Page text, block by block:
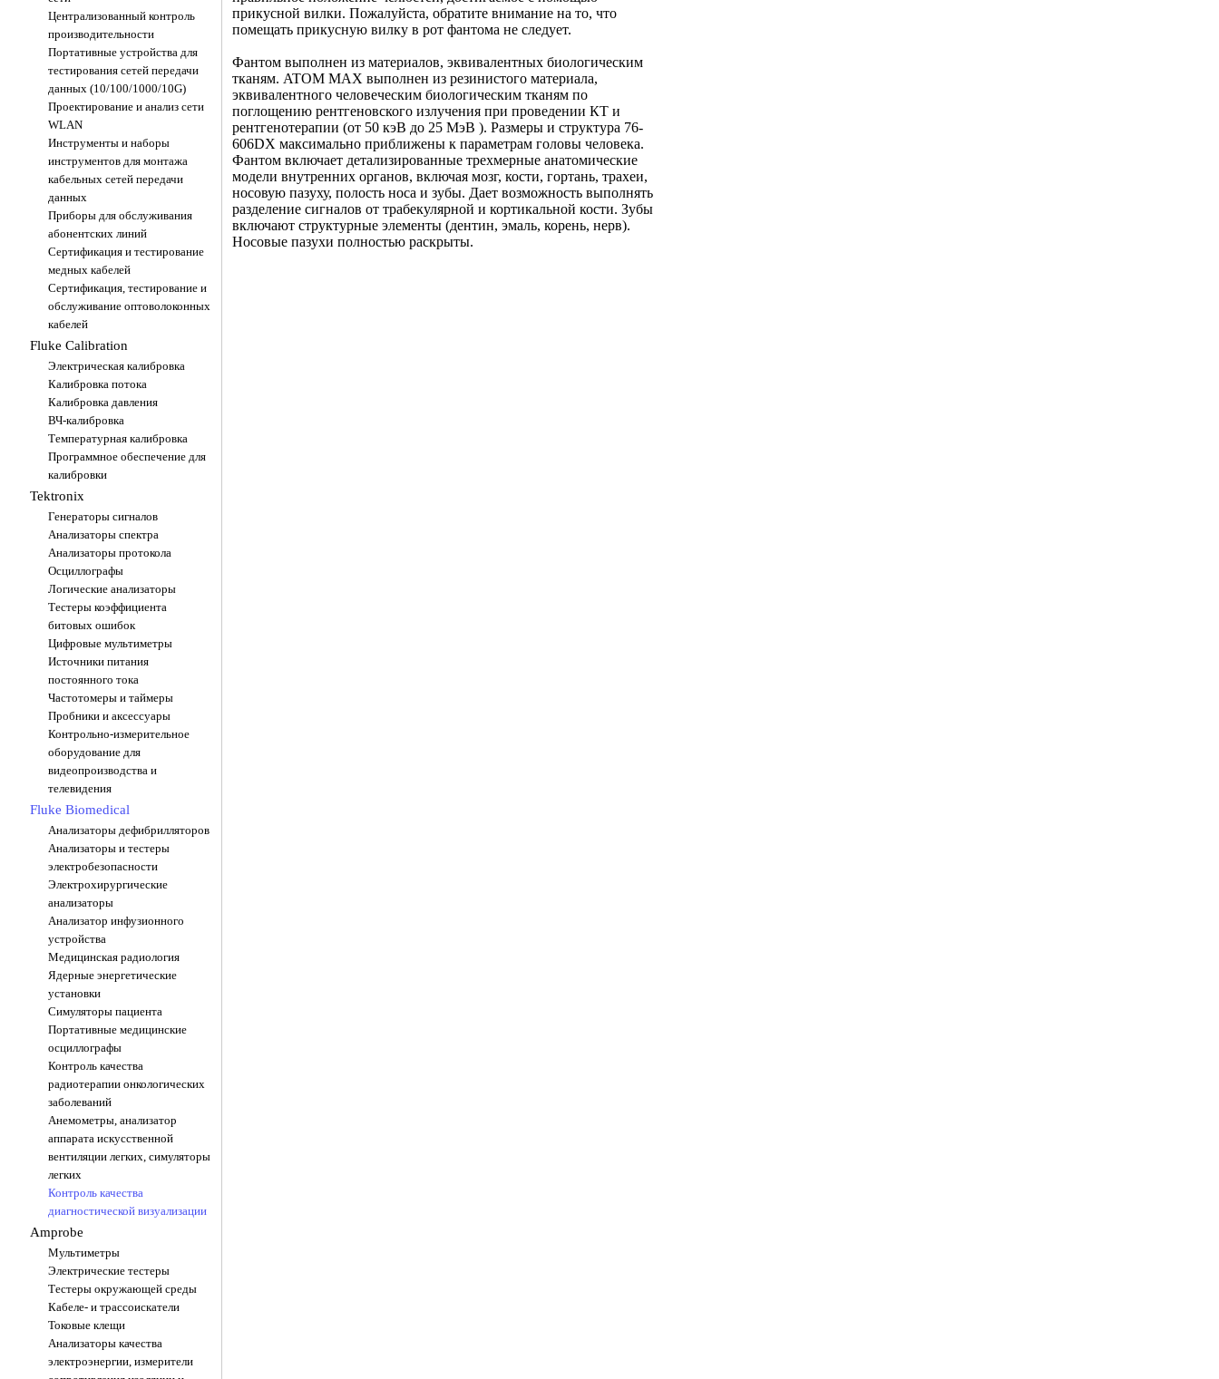
Централизованный контроль
производительности
Портативные устройства для
тестирования сетей передачи
данных (10/100/1000/10G)
Проектирование и анализ сети
WLAN
Инструменты и наборы
инструментов для монтажа
кабельных сетей передачи
данных
Приборы для обслуживания
абонентских линий
Сертификация и тестирование
медных кабелей
Сертификация, тестирование и
обслуживание оптоволоконных
кабелей
Fluke Calibration
Электрическая калибровка
Калибровка потока
Калибровка давления
ВЧ-калибровка
Температурная калибровка
Программное обеспечение для
калибровки
Tektronix
Генераторы сигналов
Анализаторы спектра
Анализаторы протокола
Осциллографы
Логические анализаторы
Тестеры коэффициента
битовых ошибок
Цифровые мультиметры
Источники питания
постоянного тока
Частотомеры и таймеры
Пробники и аксессуары
Контрольно-измерительное
оборудование для
видеопроизводства и
телевидения
Fluke Biomedical
Анализаторы дефибрилляторов
Анализаторы и тестеры
электробезопасности
Электрохирургические
анализаторы
Анализатор инфузионного
устройства
Медицинская радиология
Ядерные энергетические
установки
Симуляторы пациента
Портативные медицинские
осциллографы
Контроль качества
радиотерапии онкологических
заболеваний
Анемометры, анализатор
аппарата искусственной
вентиляции легких, симуляторы
легких
Контроль качества
диагностической визуализации
Amprobe
Мультиметры
Электрические тестеры
Тестеры окружающей среды
Кабеле- и трассоискатели
Токовые клещи
Анализаторы качества
электроэнергии, измерители
прикусной вилки. Пожалуйста, обратите внимание на то, что
помещать прикусную вилку в рот фантома не следует.
Фантом выполнен из материалов, эквивалентных биологическим
тканям. ATOM MAX выполнен из резинистого материала,
эквивалентного человеческим биологическим тканям по
поглощению рентгеновского излучения при проведении КТ и
рентгенотерапии (от 50 кэВ до 25 МэВ ). Размеры и структура 76-
606DX максимально приближены к параметрам головы человека.
Фантом включает детализированные трехмерные анатомические
модели внутренних органов, включая мозг, кости, гортань, трахеи,
носовую пазуху, полость носа и зубы. Дает возможность выполнять
разделение сигналов от трабекулярной и кортикальной кости. Зубы
включают структурные элементы (дентин, эмаль, корень, нерв).
Носовые пазухи полностью раскрыты.